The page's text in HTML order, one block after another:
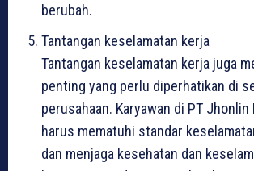
berubah.
Tantangan keselamatan kerja
Tantangan keselamatan kerja juga
penting yang perlu diperhatikan di
perusahaan. Karyawan di PT Jhonlin
harus mematuhi standar
dan menjaga kesehatan dan